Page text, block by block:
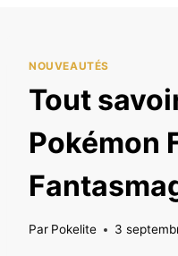
NOUVEAUTÉS
Tout
Pokémon
Par Pokelite 3